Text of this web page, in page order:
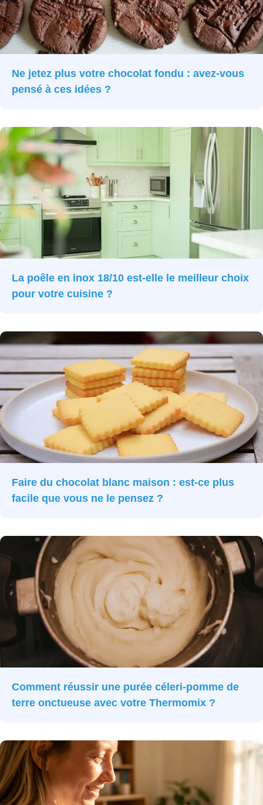
Ne jetez plus votre chocolat fondu : avez-vous
pensé à ces idées ?
La poêle en inox 18/10 est-elle le meilleur choix
pour votre cuisine ?
Faire du chocolat blanc maison : est-ce plus
facile que vous ne le pensez ?
Comment réussir une purée céleri-pomme de
terre onctueuse avec votre Thermomix ?